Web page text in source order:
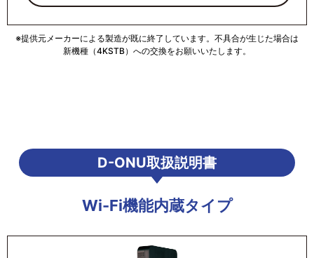
※提供元メーカーによる製造が既に終了しています。不具合が生じた場合は
新機種（4KSTB）への交換をお願いいたします。
D-ONU取扱説明書
Wi-Fi機能内蔵タイプ